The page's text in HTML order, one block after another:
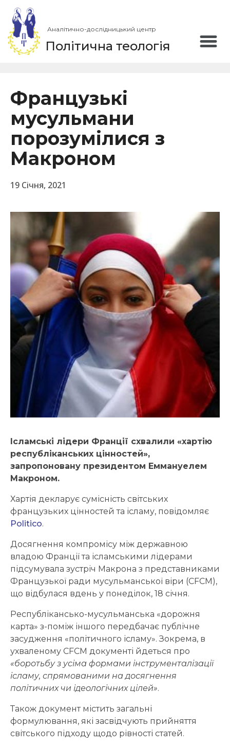
Аналітично-дослідницький центр
Політична теологія
Французькі
мусульмани
порозумілися з
Макроном
19 Січня, 2021
Ісламські лідери Франції схвалили «хартію
республіканських цінностей»,
запропоновану президентом Еммануелем
Макроном.
Хартія декларує сумісність світських
французьких цінностей та ісламу, повідомляє
Politico.
Досягнення компромісу між державною
владою Франції та ісламськими лідерами
підсумувала зустріч Макрона з представниками
Французької ради мусульманської віри (CFCM),
що відбулася вдень у понеділок, 18 січня.
Республікансько-мусульманська «дорожня
карта» з-поміж іншого передбачає публічне
засудження «політичного ісламу». Зокрема, в
ухваленому CFCM документі йдеться про
«боротьбу з усіма формами інструменталізації
ісламу, спрямованими на досягнення
політичних чи ідеологічних цілей».
Також документ містить загальні
формулювання, які засвідчують прийняття
світського підходу щодо рівності статей.